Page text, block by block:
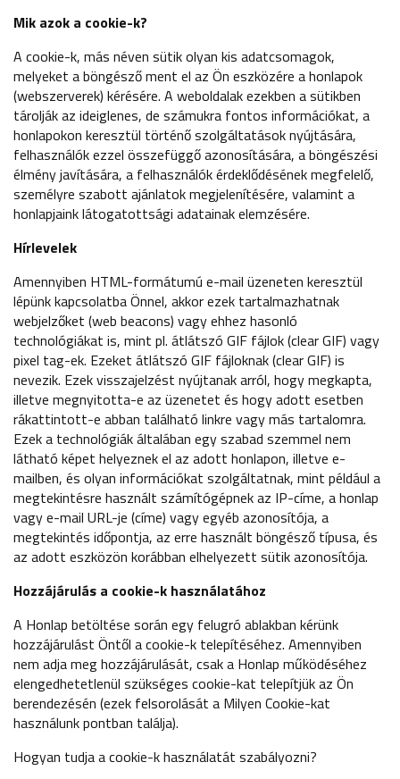
Mik azok a cookie-k?
A cookie-k, más néven sütik olyan kis adatcsomagok,
melyeket a böngésző ment el az Ön eszközére a honlapok
(webszerverek) kérésére. A weboldalak ezekben a sütikben
tárolják az ideiglenes, de számukra fontos információkat, a
honlapokon keresztül történő szolgáltatások nyújtására,
felhasználók ezzel összefüggő azonosítására, a böngészési
élmény javítására, a felhasználók érdeklődésének megfelelő,
személyre szabott ajánlatok megjelenítésére, valamint a
honlapjaink látogatottsági adatainak elemzésére.
Hírlevelek
Amennyiben HTML-formátumú e-mail üzeneten keresztül
lépünk kapcsolatba Önnel, akkor ezek tartalmazhatnak
webjelzőket (web beacons) vagy ehhez hasonló
technológiákat is, mint pl. átlátszó GIF fájlok (clear GIF) vagy
pixel tag-ek. Ezeket átlátszó GIF fájloknak (clear GIF) is
nevezik. Ezek visszajelzést nyújtanak arról, hogy megkapta,
illetve megnyitotta-e az üzenetet és hogy adott esetben
rákattintott-e abban található linkre vagy más tartalomra.
Ezek a technológiák általában egy szabad szemmel nem
látható képet helyeznek el az adott honlapon, illetve e-
mailben, és olyan információkat szolgáltatnak, mint például a
megtekintésre használt számítógépnek az IP-címe, a honlap
vagy e-mail URL-je (címe) vagy egyéb azonosítója, a
megtekintés időpontja, az erre használt böngésző típusa, és
az adott eszközön korábban elhelyezett sütik azonosítója.
Hozzájárulás a cookie-k használatához
A Honlap betöltése során egy felugró ablakban kérünk
hozzájárulást Öntől a cookie-k telepítéséhez. Amennyiben
nem adja meg hozzájárulását, csak a Honlap működéséhez
elengedhetetlenül szükséges cookie-kat telepítjük az Ön
berendezésén (ezek felsorolását a Milyen Cookie-kat
használunk pontban találja).
Hogyan tudja a cookie-k használatát szabályozni?